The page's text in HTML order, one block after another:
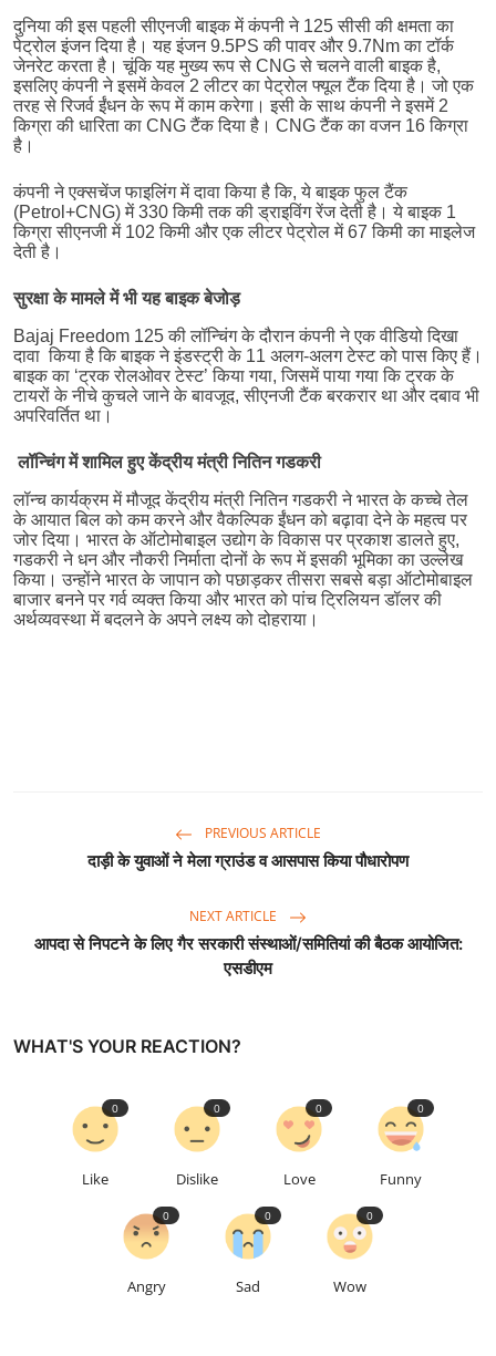
दुनिया की इस पहली सीएनजी बाइक में कंपनी ने125सीसी की क्षमता का
पेट्रोल इंजन दिया है। यह इंजन9.5PSकी पावर और 9.7Nmका टॉर्क
जेनरेट करता है। चूंकि यह मुख्य रूप से CNGसे चलने वाली बाइक है,
इसलिए कंपनी ने इसमें केवल 2लीटर का पेट्रोल फ्यूल टैंक दिया है। जो एक
तरह से रिजर्व ईंधन के रूप में काम करेगा। इसी के साथ कंपनी ने इसमें2
किग्रा की धारिता का CNGटैंक दिया है। CNGटैंक का वजन16किग्रा
है।
कंपनी ने एक्सचेंज फाइलिंग में दावा किया है कि,ये बाइक फुल टैंक
(Petrol+CNG)में330किमी तक की ड्राइविंग रेंज देती है। ये बाइक 1
किग्रा सीएनजी में102किमी और एक लीटर पेट्रोल में67किमी का माइलेज
देती है।
सुरक्षा के मामले में भी यह बाइक बेजोड़
Bajaj Freedom 125की लॉन्चिंग के दौरान कंपनी ने एक वीडियो दिखा
दावा किया है कि बाइक ने इंडस्ट्री के 11 अलग-अलग टेस्ट को पास किए हैं।
बाइक का ‘ट्रक रोलओवर टेस्ट’किया गया,जिसमें पाया गया कि ट्रक के
टायरों के नीचे कुचले जाने के बावजूद,सीएनजी टैंक बरकरार था और दबाव भी
अपरिवर्तित था।
लॉन्चिंग में शामिल हुए केंद्रीय मंत्री नितिन गडकरी
लॉन्च कार्यक्रम में मौजूद केंद्रीय मंत्री नितिन गडकरी ने भारत के कच्चे तेल
के आयात बिल को कम करने और वैकल्पिक ईंधन को बढ़ावा देने के महत्व पर
जोर दिया। भारत के ऑटोमोबाइल उद्योग के विकास पर प्रकाश डालते हुए,
गडकरी ने धन और नौकरी निर्माता दोनों के रूप में इसकी भूमिका का उल्लेख
किया। उन्होंने भारत के जापान को पछाड़कर तीसरा सबसे बड़ा ऑटोमोबाइल
बाजार बनने पर गर्व व्यक्त किया और भारत को पांच ट्रिलियन डॉलर की
अर्थव्यवस्था में बदलने के अपने लक्ष्य को दोहराया।
PREVIOUS ARTICLE
दाड़ी के युवाओं ने मेला ग्राउंड व आसपास किया पौधारोपण
NEXT ARTICLE
आपदा से निपटने के लिए गैर सरकारी संस्थाओं/समितियां की बैठक आयोजित:
एसडीएम
WHAT'S YOUR REACTION?
Like
0
Dislike
0
Love
0
Funny
0
Angry
0
Sad
0
Wow
0